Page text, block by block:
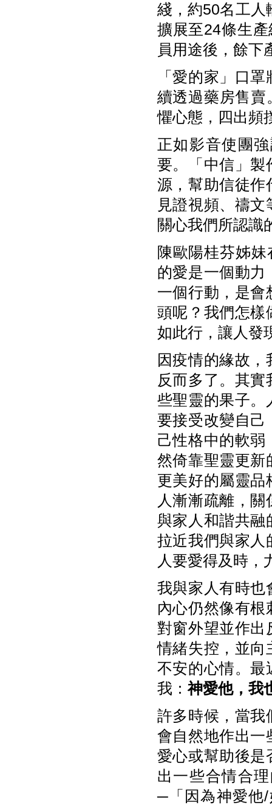
綫，約50名工人
擴展至24條生
員用途後，餘下
「愛的家」口
續透過藥房售
懼心態，四出頻
正如影音使團
要。「中信」製
源，幫助信徒作
見證視頻、禱
關心我們所認識
陳歐陽桂芬姊
的愛是一個動力
一個行動，是會
頭呢？我們怎樣
如此行，讓人發
因疫情的緣故
反而多了。其
些聖靈的果子。
要接受改變自己
己性格中的軟弱
然倚靠聖靈更新
更美好的屬靈品
人漸漸疏離，
與家人和諧共融
拉近我們與家人
人要愛得及時，
我與家人有時也
內心仍然像有
對窗外望並作出
情緒失控，並向
不安的心情。最
我：神愛他，我
許多時候，當我
會自然地作出一
愛心或幫助後是
出一些合情合
─「因為神愛他